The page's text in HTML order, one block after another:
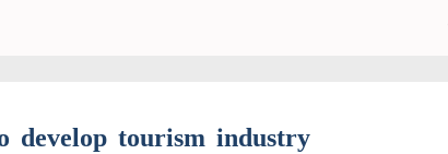
develop tourism industry